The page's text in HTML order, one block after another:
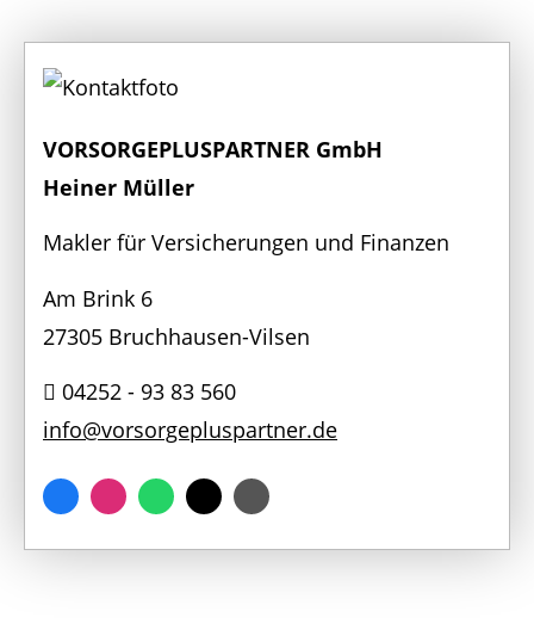
VORSORGEPLUSPARTNER GmbH
Heiner Müller
Makler für Versicherungen und Finanzen
Am Brink 6
27305 Bruchhausen-Vilsen
04252 - 93 83 560
info@vorsorgepluspartner.de